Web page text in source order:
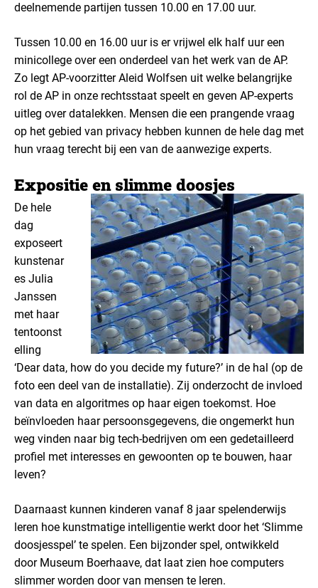
deelnemende partijen tussen 10.00 en 17.00 uur.
Tussen 10.00 en 16.00 uur is er vrijwel elk half uur een
minicollege over een onderdeel van het werk van de AP.
Zo legt AP-voorzitter Aleid Wolfsen uit welke belangrijke
rol de AP in onze rechtsstaat speelt en geven AP-experts
uitleg over datalekken. Mensen die een prangende vraag
op het gebied van privacy hebben kunnen de hele dag met
hun vraag terecht bij een van de aanwezige experts.
Expositie en slimme doosjes
De hele
dag
exposeert
kunstenar
es Julia
Janssen
met haar
tentoonst
elling
‘Dear data, how do you decide my future?’ in de hal (op de
foto een deel van de installatie). Zij onderzocht de invloed
van data en algoritmes op haar eigen toekomst. Hoe
beïnvloeden haar persoonsgegevens, die ongemerkt hun
weg vinden naar big tech-bedrijven om een gedetailleerd
profiel met interesses en gewoonten op te bouwen, haar
leven?
Daarnaast kunnen kinderen vanaf 8 jaar spelenderwijs
leren hoe kunstmatige intelligentie werkt door het ‘Slimme
doosjesspel’ te spelen. Een bijzonder spel, ontwikkeld
door Museum Boerhaave, dat laat zien hoe computers
slimmer worden door van mensen te leren.